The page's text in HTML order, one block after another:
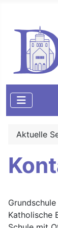
Aktuelle
Katholische